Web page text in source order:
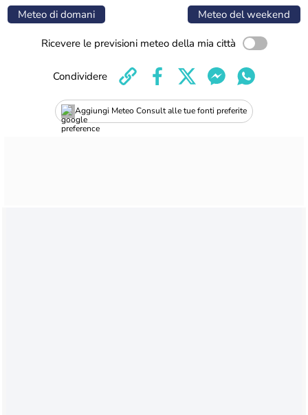
Meteo di domani Meteo del weekend
Ricevere le previsioni meteo della mia città
Aggiungi Meteo Consult alle tue fonti preferite
Condividere